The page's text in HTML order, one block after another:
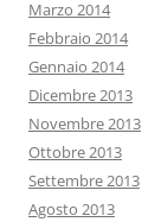
Marzo 2014
Febbraio 2014
Gennaio 2014
Dicembre 2013
Novembre 2013
Ottobre 2013
Settembre 2013
Agosto 2013